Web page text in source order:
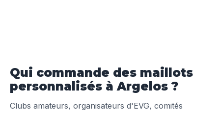
Qui commande des maillots
personnalisés à Argelos ?
Clubs amateurs, organisateurs d'EVG, comités